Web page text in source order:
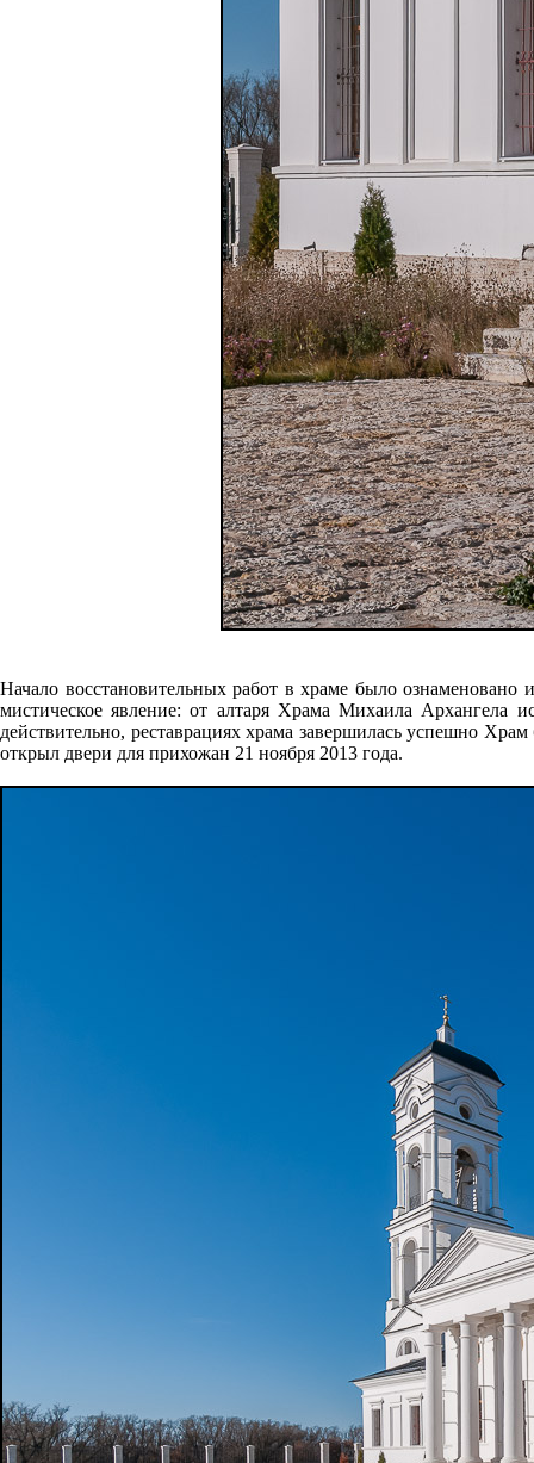
Начало восстановительных работ в храме было
мистическое явление: от алтаря Храма Михаила Архангела
действительно, реставрациях храма завершилась успешно
открыл двери для прихожан 21 ноября 2013 года.